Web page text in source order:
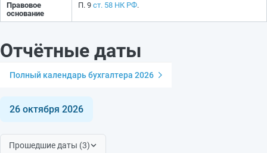
Правовое
основание
П. 9 ст. 58 НК РФ.
Отчётные даты
Полный календарь бухгалтера 2026
26 октября 2026
Прошедшие даты (3)